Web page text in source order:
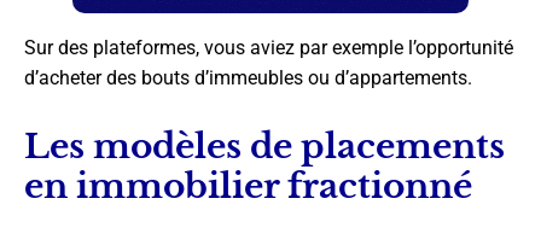
Sur des plateformes, vous aviez par exemple l’opportunité
d’acheter des bouts d’immeubles ou d’appartements.
Les modèles de placements
en immobilier fractionné